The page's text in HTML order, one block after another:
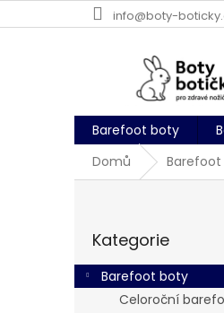
na
info@boty-
Barefoot boty
Domů
r
a
kategorie
Kategorie
Barefoot boty
Celoroční